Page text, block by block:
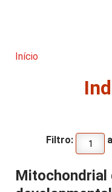
Início
Filtro: a
Mitochondrial